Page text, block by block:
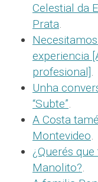
Celestial da
Prata.
experiencia
profesional].
Unha
“Subte”.
A Costa
Montevideo.
¿Querés
Manolito?.